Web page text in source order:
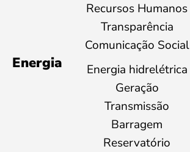
Recursos Humanos
Transparência
Comunicação Social
Energia
Energia hidrelétrica
Geração
Transmissão
Barragem
Reservatório